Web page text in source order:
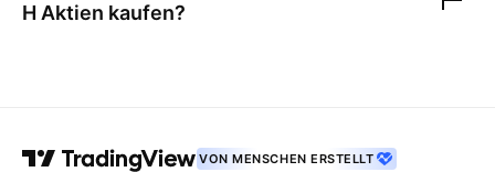
H Aktien kaufen?
VON MENSCHEN ERSTELLT